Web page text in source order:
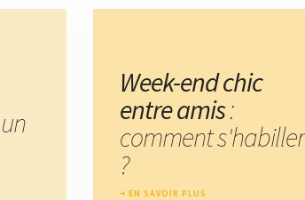
un
Week-end chic
entre amis:
comment s'habiller
?
EN SAVOIR PLUS